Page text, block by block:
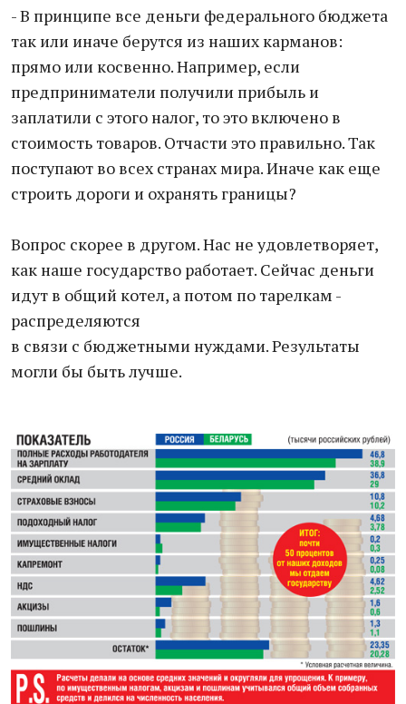
- В принципе все деньги федерального бюджета
так или иначе берутся из наших карманов:
прямо или косвенно. Например, если
предприниматели получили прибыль и
заплатили с этого налог, то это включено в
стоимость товаров. Отчасти это правильно. Так
поступают во всех странах мира. Иначе как еще
строить дороги и охранять границы?
Вопрос скорее в другом. Нас не удовлетворяет,
как наше государство работает. Сейчас деньги
идут в общий котел, а потом по тарелкам -
распределяются
в связи с бюджетными нуждами. Результаты
могли бы быть лучше.